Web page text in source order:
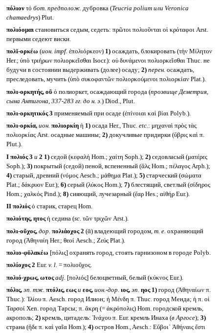
πόλιον τό бот. предполож. дубровка (Teucria polium или Veronica
chamaedrys) Plut.
πολιόομαι становиться седым, седеть: πρῶτοι πολιοῦνται οἱ κρόταφοι Arst.
первыми седеют виски.
πολῐ-ορκέω (ион. impf. ἐπολιόρκεον) 1)осаждать, блокировать (τὴν Μίλητον
Her.; ὑπὸ τριήρων πολιορκεῖσθαι Isocr.): οὐ δυνάμενοι πολιορκεῖσθαι Thuc. не
будучи в состоянии выдерживать (долее) осаду; 2) перен. осаждать,
преследовать, мучить (ὑπὸ συκοφαντῶν πολιορκούμενοι πολιορκίαν Plat.).
πολι-ορκητής, οῦὁ полиоркет, осаждающий города (прозвище Деметрия,
сына Антигона, 337-283 гг. до н. э. ) Diod., Plut.
πολι-ορκητικός 3 применяемый при осаде (ἐπίνοιαι καὶ βίαι Polyb.).
πολι-ορκία, ион. πολιορκίη ἡ 1)осада Her., Thuc. etc.: μηχαναὶ πρὸς τὰς
πολιορκίας Arst. осадные машины; 2)докучливые придирки (ὕβρις καὶ π.
Plut.).
I πολιός 3 и 2 1)седой (κεφαλή Hom.; χαίτη Soph.); 2)седовласый (ματέρες
Soph.); 3)покрытый (седой) пеной, вспененный (ἅλς Hom.; πέλαγος Arph.);
4)старый, древний (νόμος Aesch.; μάθημα Plat.); 5)старческий (σώματα
Plat.; δάκρυον Eur.); 6)серый (λύκος Hom.); 7)блестящий, светлый (σίδηρος
Hom.; χαλκός Pind.); 8)сияющий, лучезарный (ἔαρ Hes.; αἰθήρ Eur.).
II πολιόςὁ старик, старец Hom.
πολιότης, ητοςἡ седина (sc. τῶν τριχῶν Arst.).
πολι-οῦχος, дор. πολιάοχος 2 (ᾱ) владеющий городом, т. е. охраняющий
город (Ἀθηναίη Her.; θεοί Aesch.; Ζεύς Plat.).
πολιο-φῠλακέω [πόλις] охранять город, стоять гарнизоном в городе Polyb.
πολίοχος 2 Eur. v. l. = πολιοῦχος.
πολιό-χρως, ωτοςadj. [πολιός] белоцветный, белый (κύκνος Eur.).
πόλις, эп. тж. πτόλις, εως и εος, ион.-дор. ιος, эп. ηος 1)город (Ἀθηναίων π.
Thuc.): Ἰλίου π. Aesch. город Илион; ἡ Μένδη π. Thuc. город Менда; ἡ π. οἱ
Ταρσοί Xen. город Тарсы; π. ἄκρη (= ἀκρόπολις) Hom. городской кремль,
акрополь; 2)кремль, цитадель: Ἰνάχου π. Eur. кремль Инаха (в Аргосе); 3)
страна (ἥδε π. καὶ γαῖα Hom.); 4)остров Hom., Aesch.: Εὔβοι᾽ Ἀθήναις ἔστι